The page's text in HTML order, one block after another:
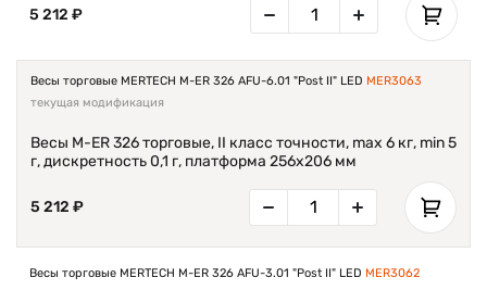
5 212 ₽
Весы торговые MERTECH M-ER 326 AFU-6.01 "Post II" LED MER3063
текущая модификация
Весы M-ER 326 торговые, II класс точности, max 6 кг, min 5
г, дискретность 0,1 г, платформа 256х206 мм
5 212 ₽
Весы торговые MERTECH M-ER 326 AFU-3.01 "Post II" LED MER3062